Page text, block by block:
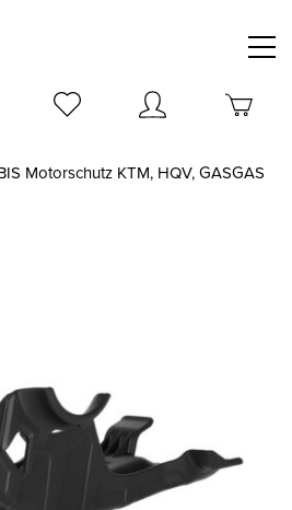
Motorschutz KTM, HQV, GASGAS